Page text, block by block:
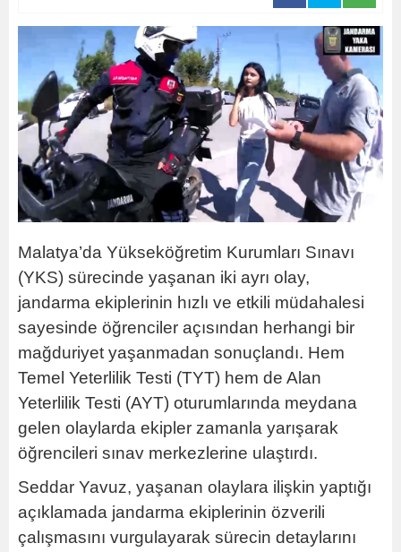
Malatya’da Yükseköğretim Kurumları Sınavı
(YKS) sürecinde yaşanan iki ayrı olay,
jandarma ekiplerinin hızlı ve etkili müdahalesi
sayesinde öğrenciler açısından herhangi bir
mağduriyet yaşanmadan sonuçlandı. Hem
Temel Yeterlilik Testi (TYT) hem de Alan
Yeterlilik Testi (AYT) oturumlarında meydana
gelen olaylarda ekipler zamanla yarışarak
öğrencileri sınav merkezlerine ulaştırdı.
Seddar Yavuz, yaşanan olaylara ilişkin yaptığı
açıklamada jandarma ekiplerinin özverili
çalışmasını vurgulayarak sürecin detaylarını